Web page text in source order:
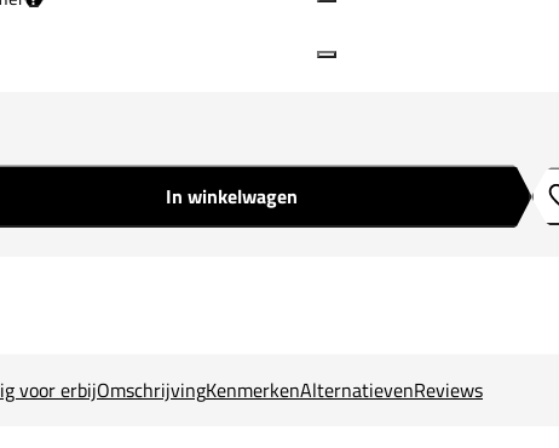
In winkelwagen
voor erbijOmschrijvingKenmerkenAlternatievenReviews